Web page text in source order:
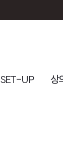
SET-UP 상